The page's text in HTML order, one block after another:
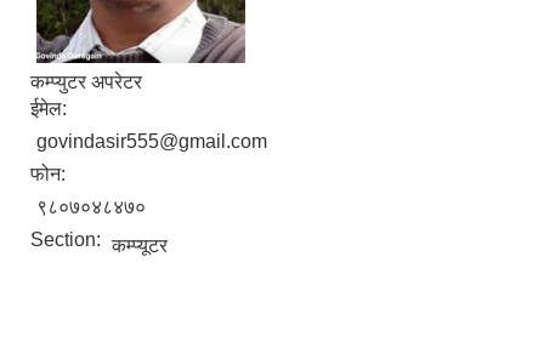
कम्प्युटर अपरेटर
ईमेल:
govindasir555@gmail.com
फोन:
९८०७०४८४७०
Section: कम्प्यूटर